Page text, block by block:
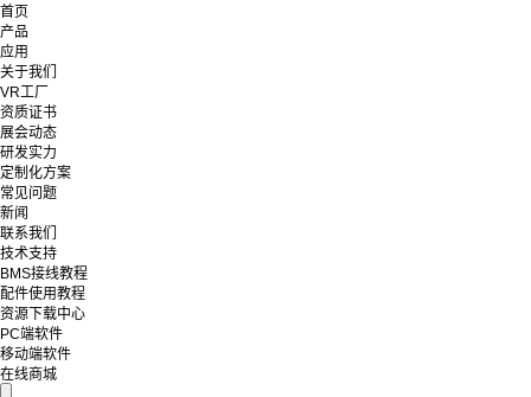
首页
产品
应用
关于我们
VR工厂
资质证书
展会动态
研发实力
定制化方案
常见问题
新闻
联系我们
技术支持
BMS接线教程
配件使用教程
资源下载中心
PC端软件
移动端软件
在线商城